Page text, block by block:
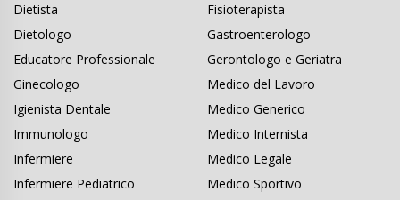
Dietista
Dietologo
Educatore Professionale
Fisioterapista
Gastroenterologo
Gerontologo e Geriatra
Ginecologo
Igienista Dentale
Immunologo
Infermiere
Infermiere Pediatrico
Medico del Lavoro
Medico Generico
Medico Internista
Medico Legale
Medico Sportivo